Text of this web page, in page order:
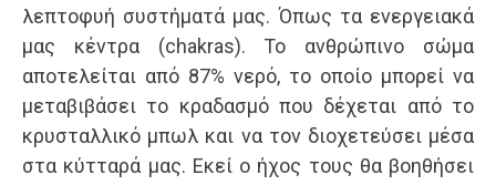
λεπτοφυή συστήματά μας. Όπως τα ενεργειακά
μας κέντρα (chakras). Το ανθρώπινο σώμα
αποτελείται από 87% νερό, το οποίο μπορεί να
μεταβιβάσει το κραδασμό που δέχεται από το
κρυσταλλικό μπωλ και να τον διοχετεύσει μέσα
στα κύτταρά μας. Εκεί ο ήχος τους θα βοηθήσει